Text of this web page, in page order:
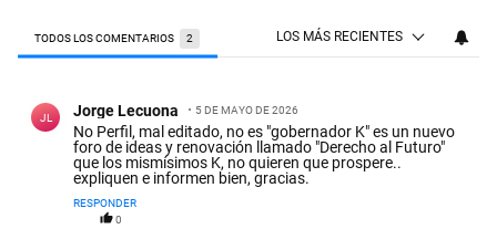
TODOS LOS COMENTARIOS 2 LOS MÁS RECIENTES
JL Jorge Lecuona 5 DE MAYO DE 2026
No Perfil, mal editado, no es "gobernador K" es un nuevo
foro de ideas y renovación llamado "Derecho al Futuro"
que los mismísimos K, no quieren que prospere..
expliquen e informen bien, gracias.
RESPONDER
0